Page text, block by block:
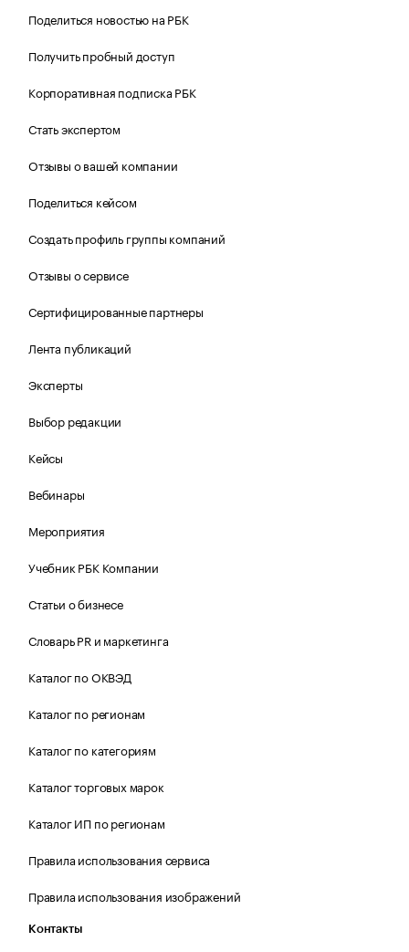
Поделиться новостью на РБК
Получить пробный доступ
Корпоративная подписка РБК
Стать экспертом
Отзывы о вашей компании
Поделиться кейсом
Создать профиль группы компаний
Отзывы о сервисе
Сертифицированные партнеры
Лента публикаций
Эксперты
Выбор редакции
Кейсы
Вебинары
Мероприятия
Учебник РБК Компании
Статьи о бизнесе
Словарь PR и маркетинга
Каталог по ОКВЭД
Каталог по регионам
Каталог по категориям
Каталог торговых марок
Каталог ИП по регионам
Правила использования сервиса
Правила использования изображений
Контакты